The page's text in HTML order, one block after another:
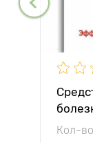
Кол-